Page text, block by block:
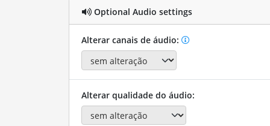
Optional Audio settings
Alterar canais de áudio:
Alterar qualidade do áudio: